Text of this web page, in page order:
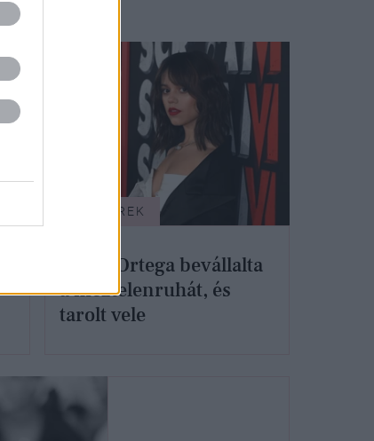
SZTÁRHÍREK
Jenna Ortega bevállalta
a meztelenruhát, és
tarolt vele